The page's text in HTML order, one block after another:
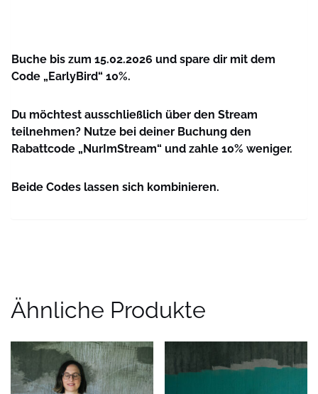
Buche bis zum 15.02.2026 und spare dir mit dem
Code „EarlyBird“ 10%.
Du möchtest ausschließlich über den Stream
teilnehmen? Nutze bei deiner Buchung den
Rabattcode „NurImStream“ und zahle 10% weniger.
Beide Codes lassen sich kombinieren.
Ähnliche Produkte